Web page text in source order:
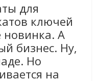
для
ключей
А
бизнес. Ну,
Но
на